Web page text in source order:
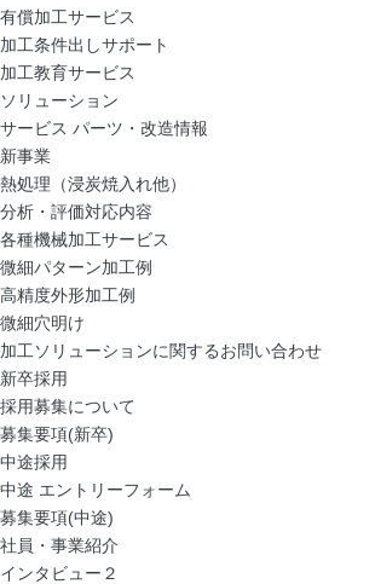
有償加工サービス
加工条件出しサポート
加工教育サービス
ソリューション
サービス パーツ・改造情報
新事業
熱処理（浸炭焼入れ他）
分析・評価対応内容
各種機械加工サービス
微細パターン加工例
高精度外形加工例
微細穴明け
加工ソリューションに関するお問い合わせ
新卒採用
採用募集について
募集要項(新卒)
中途採用
中途 エントリーフォーム
募集要項(中途)
社員・事業紹介
インタビュー２